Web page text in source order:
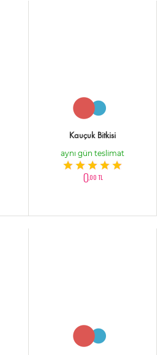
Kauçuk Bitkisi
aynı gün teslimat
0,00 TL